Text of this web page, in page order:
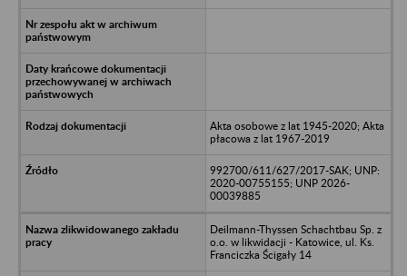
Akta osobowe z lat 1945-2020; Akta
płacowa z lat 1967-2019
992700/611/627/2017-SAK; UNP:
2020-00755155; UNP 2026-
00039885
Deilmann-Thyssen Schachtbau Sp. z
o.o. w likwidacji - Katowice, ul. Ks.
Franciczka Ścigały 14